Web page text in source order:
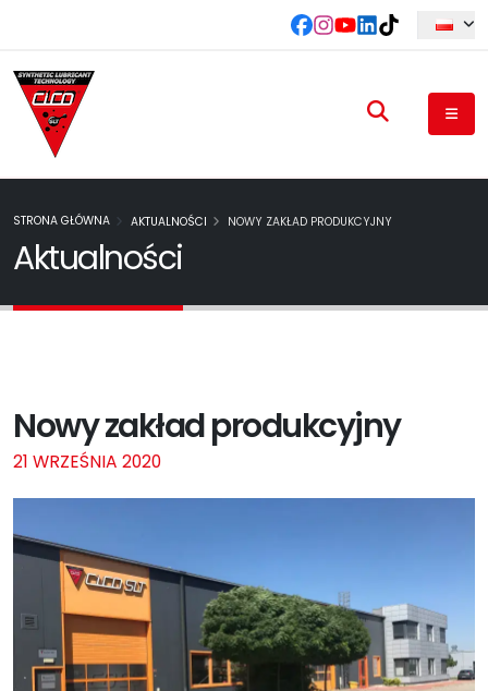
STRONA GŁÓWNA AKTUALNOŚCI NOWY ZAKŁAD PRODUKCYJNY
Aktualności
Nowy zakład produkcyjny
21 WRZEŚNIA 2020